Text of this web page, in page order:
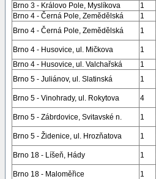
Brno 3 - Královo Pole, Myslíkova
1
Brno 4 - Černá Pole, Zemědělská
1
Brno 4 - Černá Pole, Zemědělská
1
Brno 4 - Husovice, ul. Mičkova 1
Brno 4 - Husovice, ul. Valchařská
1
Brno 5 - Juliánov, ul. Slatinská
1
Brno 5 - Vinohrady, ul. Rokytova 4
Brno 5 - Zábrdovice, Svitavské n. 1
Brno 5 - Židenice, ul. Hrozňatova 1
Brno 18 - Líšeň, Hády 1
Brno 18 - Maloměřice 1